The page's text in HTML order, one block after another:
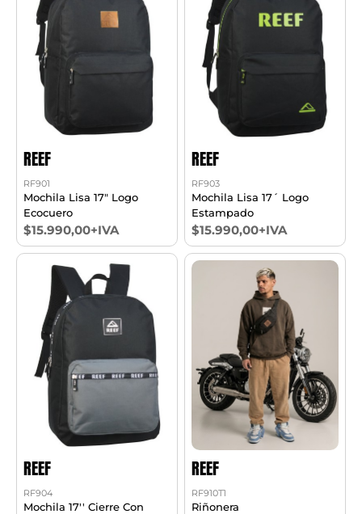
REEF
RF901
Mochila Lisa 17" Logo
Ecocuero
$15.990,00+IVA
REEF
RF903
Mochila Lisa 17´ Logo
Estampado
$15.990,00+IVA
REEF
RF904
Mochila 17'' Cierre Con
REEF
RF910T1
Riñonera